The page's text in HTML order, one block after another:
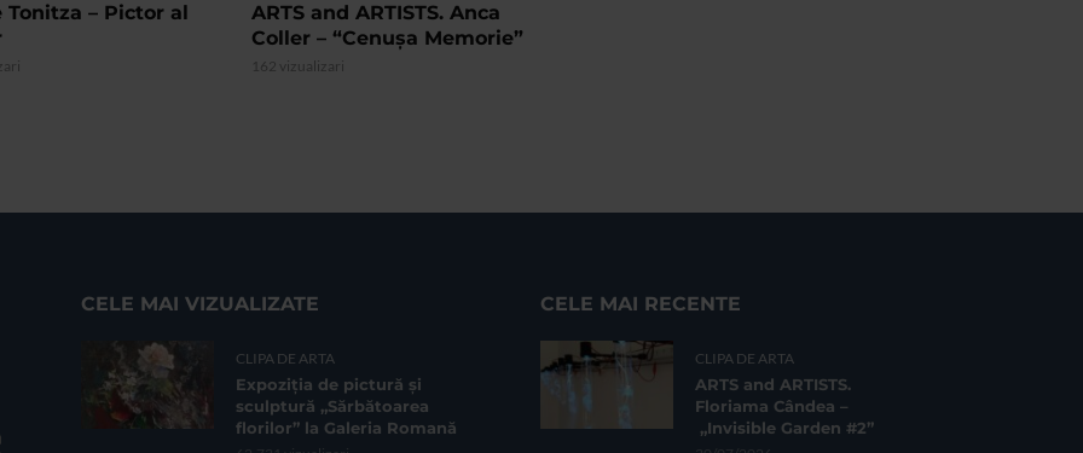
Tonitza – Pictor al
ARTS and ARTISTS. Anca
Coller – “Cenușa Memorie”
162 vizualizari
CELE MAI VIZUALIZATE
CLIPA DE ARTA
Expoziția de pictură și
sculptură „Sărbătoarea
florilor” la Galeria Romană
CELE MAI RECENTE
CLIPA DE ARTA
ARTS and ARTISTS.
Floriama Cândea –
„Invisible Garden #2”